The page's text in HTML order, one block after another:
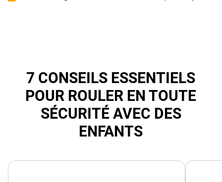
7 CONSEILS ESSENTIELS
POUR ROULER EN TOUTE
SÉCURITÉ AVEC DES
ENFANTS